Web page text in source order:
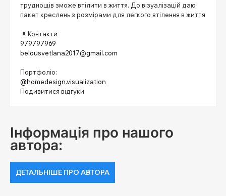
труднощів зможе втілити в життя. До візуалізацій даю
пакет креслень з розмірами для легкого втілення в життя
Контакти
979797969
belousvetlana2017@gmail.com
Портфоліо:
@homedesign.visualization
Подивитися відгуки
Інформація про нашого
автора:
ДЕТАЛЬНІШЕ ПРО АВТОРА